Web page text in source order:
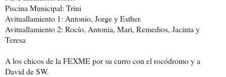
Piscina Municipal: Trini
Avituallamiento 1: Antonio, Jorge y Esther.
Avituallamiento 2: Rocío, Antonia, Mari, Remedios, Jacinta y
Teresa
A los chicos de la FEXME por su curro con el rocódromo y a
David de SW.